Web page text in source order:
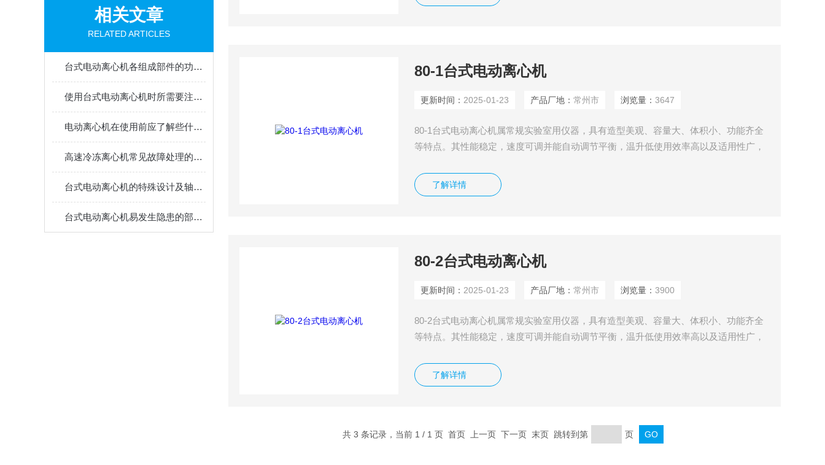
相关文章
RELATED ARTICLES
台式电动离心机各组成部件的功能特点介绍
使用台式电动离心机时所需要注意的细节分享
电动离心机在使用前应了解些什么呢？
高速冷冻离心机常见故障处理的知识分享
台式电动离心机的特殊设计及轴承发热解读
台式电动离心机易发生隐患的部位及注意事项
80-1台式电动离心机
更新时间： 2025-01-23 产品厂地：常州市 浏览量：3647
80-1台式电动离心机属常规实验室用仪器，具有造型美观、容量大、体积小、功能齐全
等特点。其性能稳定，速度可调并能自动调节平衡，温升低使用效率高以及适用性广，
了解详情
80-2台式电动离心机
更新时间： 2025-01-23 产品厂地：常州市 浏览量：3900
80-2台式电动离心机属常规实验室用仪器，具有造型美观、容量大、体积小、功能齐全
等特点。其性能稳定，速度可调并能自动调节平衡，温升低使用效率高以及适用性广，
验及生物化学实验室作血清、血浆、尿素的定性分析，放射免疫鉴定及分离细胞和大质
点。
了解详情
共 3 条记录，当前 1 / 1 页 首页 上一页 下一页 末页 跳转到第 页